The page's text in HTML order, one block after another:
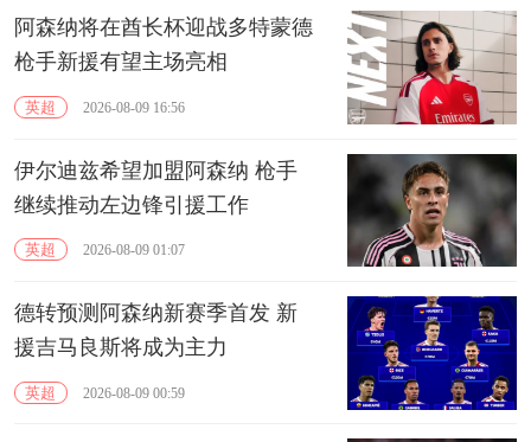
阿森纳将在酋长杯迎战多特蒙德
枪手新援有望主场亮相
英超 2026-08-09 16:56
伊尔迪兹希望加盟阿森纳 枪手
继续推动左边锋引援工作
英超 2026-08-09 01:07
德转预测阿森纳新赛季首发 新
援吉马良斯将成为主力
英超 2026-08-09 00:59